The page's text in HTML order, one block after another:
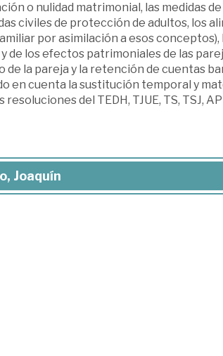
o nulidad matrimonial, las medidas
civiles de protección de adultos, los
por asimilación a esos
de los efectos patrimoniales de las
la pareja y la retención de cuentas
en cuenta la sustitución temporal y
del TEDH, TJUE, TS, TSJ, AP
Joaquín